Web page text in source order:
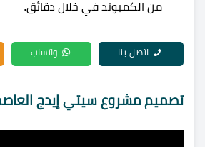
من الكمبوند في خلال دقائق.
اتصل بنا واتساب
تصميم مشروع سيتي إيدج